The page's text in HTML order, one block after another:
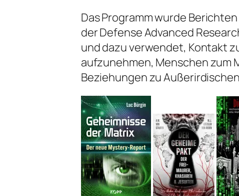
Das Programm wurde
der Defense Advanced
und dazu verwendet, Kontakt
aufzunehmen, Menschen zum
Beziehungen zu